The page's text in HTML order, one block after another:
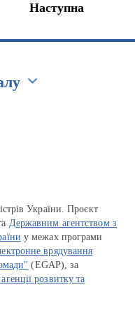
Наступна
України. Проєкт
Державним агентством з
у межах програми
врядування
(EGAP), за
розвитку та